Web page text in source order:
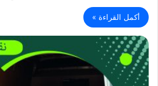
أكمل القراءة »